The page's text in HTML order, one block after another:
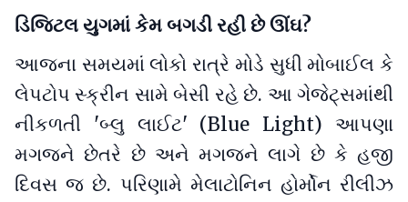
ડિજિટલ યુગમાં કેમ બગડી રહી છે ઊંઘ?
આજના સમયમાં લોકો રાત્રે મોડે સુધી મોબાઈલ કે
લેપટોપ સ્ક્રીન સામે બેસી રહે છે. આ ગેજેટ્સમાંથી
નીકળતી 'બ્લુ લાઈટ' (Blue Light) આપણા
મગજને છેતરે છે અને મગજને લાગે છે કે હજી
દિવસ જ છે. પરિણામે મેલાટોનિન હોર્મોન રીલીઝ